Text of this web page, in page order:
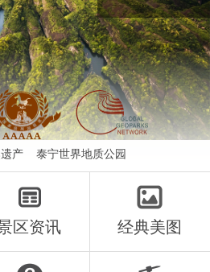
遗产 泰宁世界地质公园
区资讯 经典美图